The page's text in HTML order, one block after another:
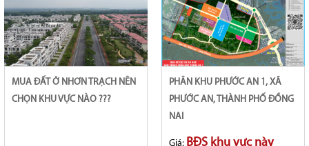
MUA ĐẤT Ở NHƠN TRẠCH NÊN
CHỌN KHU VỰC NÀO ???
PHÂN KHU PHƯỚC AN 1, XÃ
PHƯỚC AN, THÀNH PHỐ ĐỒNG
NAI
Giá: BĐS khu vực này